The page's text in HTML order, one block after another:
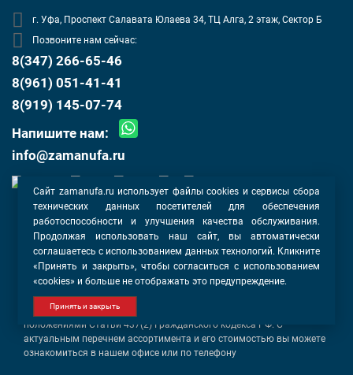
Сайт zamanufa.ru использует файлы cookies и сервисы сбора
технических данных посетителей для обеспечения
работоспособности и улучшения качества обслуживания.
Продолжая использовать наш сайт, вы автоматически
соглашаетесь с использованием данных технологий. Кликните
«Принять и закрыть», чтобы согласиться с использованием
«cookies» и больше не отображать это предупреждение.
Принять и закрыть
г. Уфа, Проспект Салавата Юлаева 34, ТЦ Алга, 2 этаж, Сектор Б
Позвоните нам сейчас:
8(347) 266-65-46
8(961) 051-41-41
8(919) 145-07-74
Напишите нам:
info@zamanufa.ru
Политика конфиденциальности
Согласие на обработку данных
Информация, касающаяся описания услуг, товаров и их
стоимости, носит информационный характер и ни при каких
условиях не является публичной офертой, определяемой
положениями Статьи 437(2) Гражданского кодекса РФ. С
актуальным перечнем ассортимента и его стоимостью вы можете
ознакомиться в нашем офисе или по телефону